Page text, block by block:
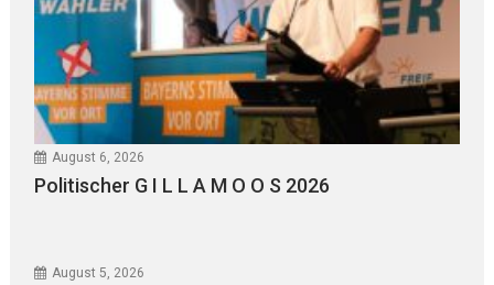
August 6, 2026
Politischer G I L L A M O O S 2026
August 5, 2026